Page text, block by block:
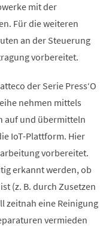
mit der
Für die weiteren
an der Steuerung
vorbereitet.
der Serie Press‘O
nehmen mittels
auf und übermitteln
IoT-Plattform. Hier
vorbereitet.
erkannt werden, ob
(z. B. durch Zusetzen
zeitnah eine Reinigung
vermieden